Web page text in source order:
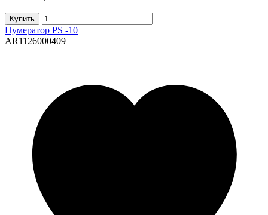
Купить
Нумератор PS -10
AR1126000409